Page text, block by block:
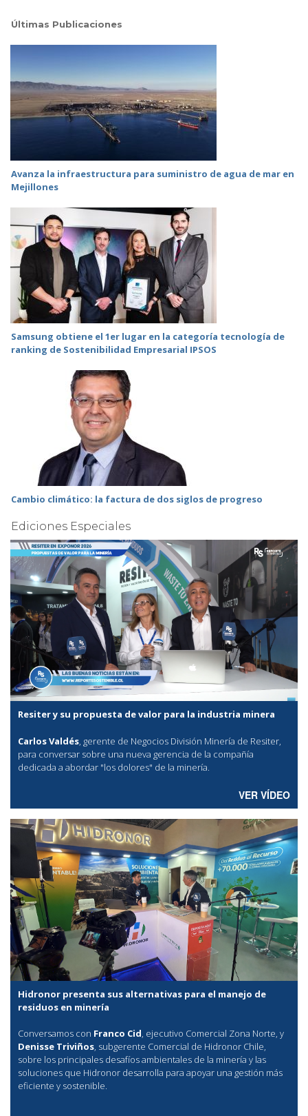
Últimas Publicaciones
Avanza la infraestructura para suministro de agua de mar en
Mejillones
Samsung obtiene el 1er lugar en la categoría tecnología de
ranking de Sostenibilidad Empresarial IPSOS
Cambio climático: la factura de dos siglos de progreso
Ediciones Especiales
Resiter y su propuesta de valor para la industria minera
Carlos Valdés, gerente de Negocios División Minería de Resiter,
para conversar sobre una nueva gerencia de la compañía
dedicada a abordar "los dolores" de la minería.
VER VÍDEO
Hidronor presenta sus alternativas para el manejo de
residuos en minería
Conversamos con Franco Cid, ejecutivo Comercial Zona Norte, y
Denisse Triviños, subgerente Comercial de Hidronor Chile,
sobre los principales desafíos ambientales de la minería y las
soluciones que Hidronor desarrolla para apoyar una gestión más
eficiente y sostenible.